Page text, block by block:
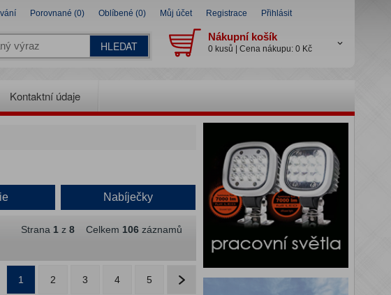
Porovnané (0) Oblíbené (0) Můj účet Registrace Přihlásit
HLEDAT
Nákupní košík
0 kusů | Cena nákupu: 0 Kč
Kontaktní údaje
Nabíječky
Strana 1z 8Celkem 106záznamů
1 2 3 4 5